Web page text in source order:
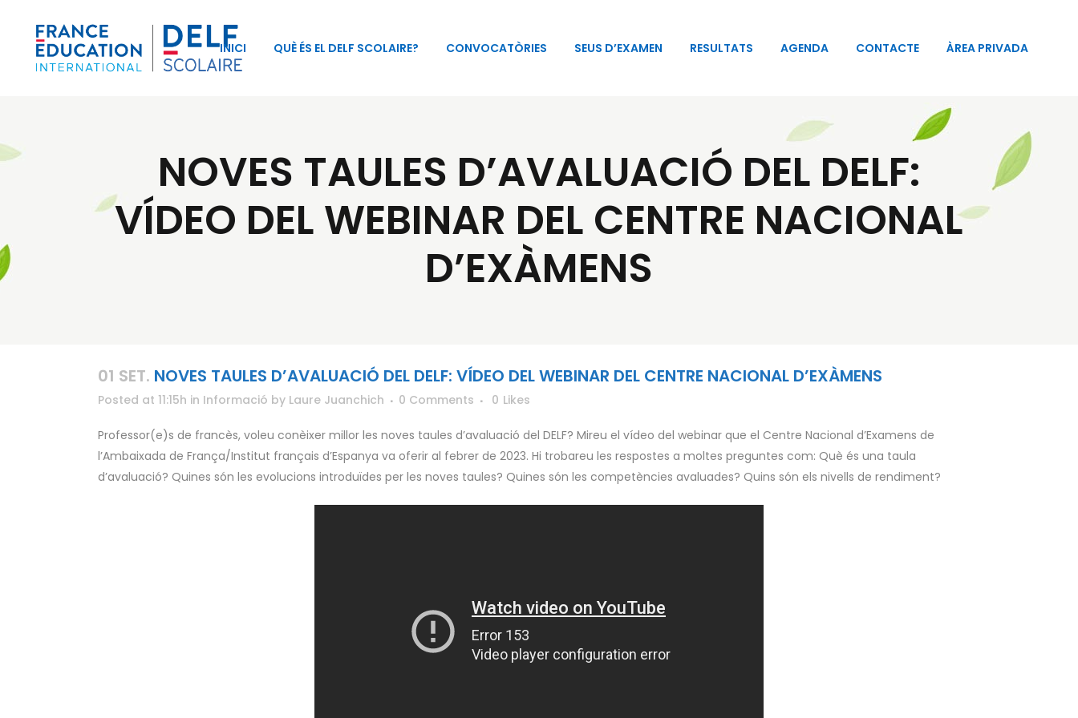
INICI QUÈ ÉS EL DELF SCOLAIRE? CONVOCATÒRIES SEUS D’EXAMEN RESULTATS AGENDA CONTACTE ÀREA PRIVADA
NOVES TAULES D’AVALUACIÓ DEL DELF:
VÍDEO DEL WEBINAR DEL CENTRE NACIONAL
D’EXÀMENS
01 SET. NOVES TAULES D’AVALUACIÓ DEL DELF: VÍDEO DEL WEBINAR DEL CENTRE NACIONAL D’EXÀMENS
Posted at 11:15h in Informació by Laure Juanchich 0 Comments 0 Likes
Professor(e)s de francès, voleu conèixer millor les noves taules d’avaluació del DELF? Mireu el vídeo del webinar que el Centre Nacional d’Examens de
l’Ambaixada de França/Institut français d’Espanya va oferir al febrer de 2023. Hi trobareu les respostes a moltes preguntes com: Què és una taula
d’avaluació? Quines són les evolucions introduïdes per les noves taules? Quines són les competències avaluades? Quins són els nivells de rendiment?